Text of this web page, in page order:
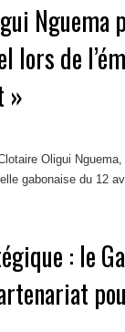
Nguema
lors de
»
Oligui
gabonaise du 12
: le